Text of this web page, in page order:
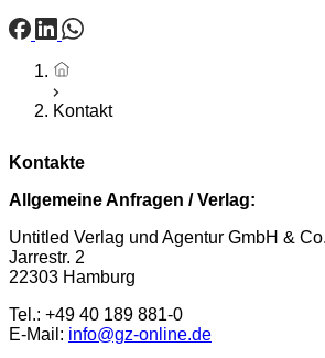
Startseite
Kontakt
Kontakte
Allgemeine Anfragen / Verlag:
Untitled Verlag und Agentur GmbH &
Jarrestr. 2
22303 Hamburg
Tel.: +49 40 189 881-0
E-Mail: info@gz-online.de